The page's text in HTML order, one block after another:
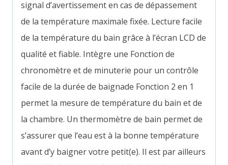
signal d’avertissement en cas de dépassement
de la température maximale fixée. Lecture facile
de la température du bain grâce à l’écran LCD de
qualité et fiable. Intègre une Fonction de
chronomètre et de minuterie pour un contrôle
facile de la durée de baignade Fonction 2 en 1
permet la mesure de température du bain et de
la chambre. Un thermomètre de bain permet de
s’assurer que l’eau est à la bonne température
avant d’y baigner votre petit(e). Il est par ailleurs